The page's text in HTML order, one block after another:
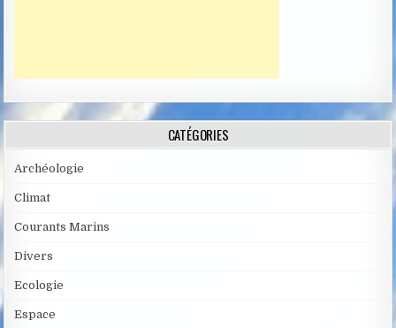
CATÉGORIES
Archéologie
Climat
Courants Marins
Divers
Ecologie
Espace